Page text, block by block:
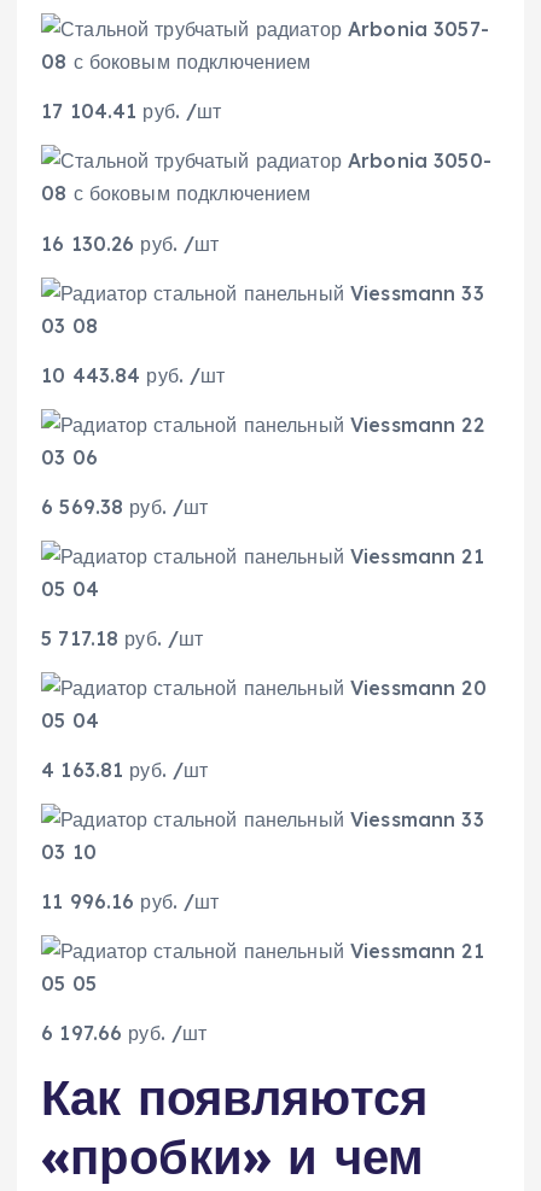
17 104.41 руб. /шт
16 130.26 руб. /шт
10 443.84 руб. /шт
6 569.38 руб. /шт
5 717.18 руб. /шт
4 163.81 руб. /шт
11 996.16 руб. /шт
6 197.66 руб. /шт
Как появляются
«пробки» и чем